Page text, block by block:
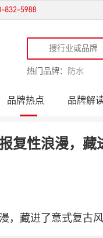
热门品牌： 防水
品牌热点 品牌解
复性浪漫，
，藏进了意式复古风